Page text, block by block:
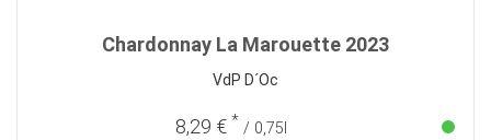
Chardonnay La Marouette 2023
VdP D´Oc
8,29 € * / 0,75l